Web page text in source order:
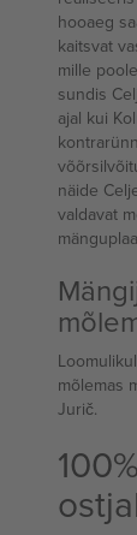
hooaeg
kaitsvat
mille
sundis
ajal kui
näide
valdavat
mõlemas
Jurič.